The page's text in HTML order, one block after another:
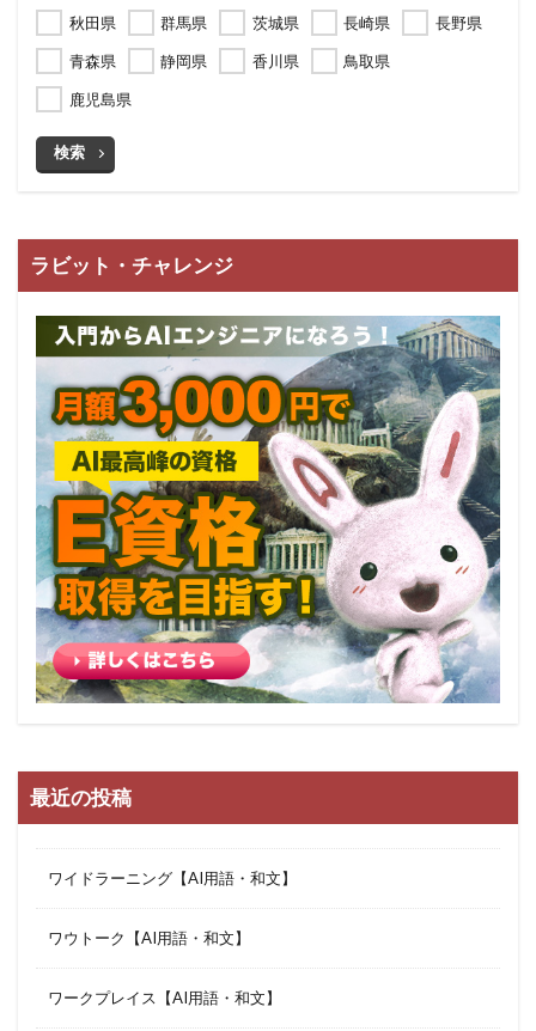
秋田県 群馬県 茨城県 長崎県
長野県
青森県
静岡県 香川県
鳥取県
鹿児島県
検索
ラビット・チャレンジ
最近の投稿
ワイドラーニング【AI用語・和文】
ワウトーク【AI用語・和文】
ワークプレイス【AI用語・和文】